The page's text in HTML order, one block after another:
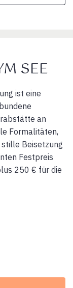
SEE
ist eine
an
Formalitäten,
stille Beisetzung
Festpreis
250 € für die